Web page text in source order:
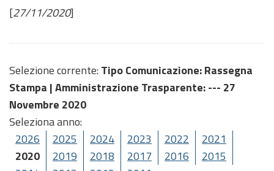
[27/11/2020]
Selezione corrente: Tipo Comunicazione: Rassegna
Stampa |Amministrazione Trasparente: --- 27
Novembre 2020
Seleziona anno:
2026
2025 2024 2023 2022
2021
2020
2019 2018 2017 2016
2015